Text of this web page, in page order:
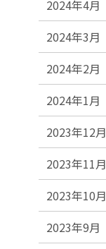
2024年4月
2024年3月
2024年2月
2024年1月
2023年12月
2023年11月
2023年10月
2023年9月